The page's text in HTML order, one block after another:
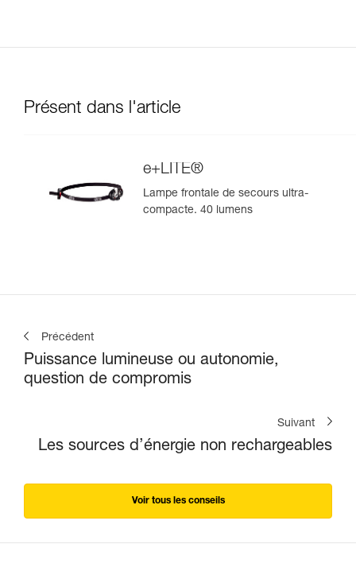
Présent dans l'article
e+LITE®
Lampe frontale de secours ultra-
compacte. 40 lumens
Précédent
Puissance lumineuse ou autonomie,
question de compromis
Suivant
Les sources d’énergie non rechargeables
Voir tous les conseils